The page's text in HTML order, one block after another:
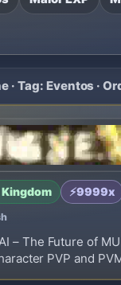
Tag: Eventos ·
⚡9999x
– The Future of
PVP and